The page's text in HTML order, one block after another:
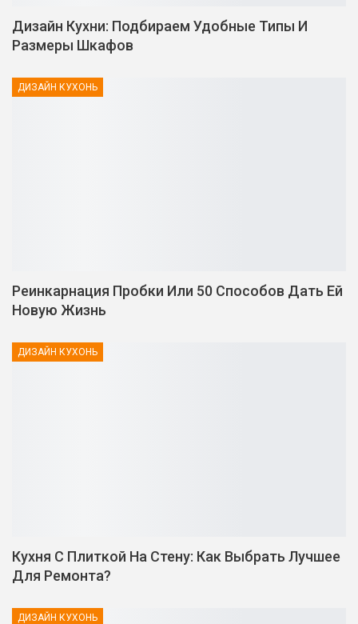
Дизайн Кухни: Подбираем Удобные Типы И
Размеры Шкафов
ДИЗАЙН КУХОНЬ
Реинкарнация Пробки Или 50 Способов Дать Ей
Новую Жизнь
ДИЗАЙН КУХОНЬ
Кухня С Плиткой На Стену: Как Выбрать Лучшее
Для Ремонта?
ДИЗАЙН КУХОНЬ